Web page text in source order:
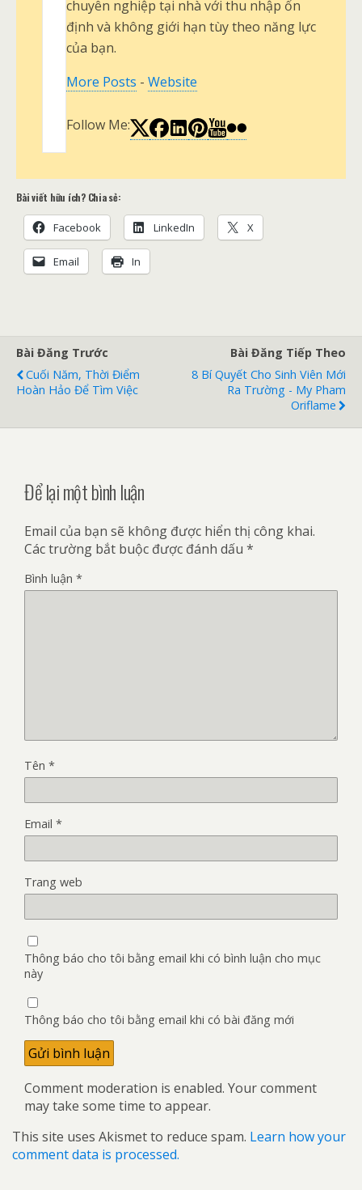
chuyên nghiệp tại nhà với thu nhập ổn
định và không giới hạn tùy theo năng lực
của bạn.
More Posts -Website
Follow Me:
Bài viết hữu ích? Chia sẻ:
Facebook LinkedIn X
Email In
Bài Đăng Trước
Cuối Năm, Thời Điểm
Hoàn Hảo Để Tìm Việc
Bài Đăng Tiếp Theo
8 Bí Quyết Cho Sinh Viên Mới
Ra Trường - My Pham
Oriflame
Để lại một bình luận
Email của bạn sẽ không được hiển thị công khai.
Các trường bắt buộc được đánh dấu *
Bình luận *
Tên *
Email *
Trang web
Thông báo cho tôi bằng email khi có bình luận cho mục
này
Thông báo cho tôi bằng email khi có bài đăng mới
Comment moderation is enabled. Your comment
may take some time to appear.
This site uses Akismet to reduce spam. Learn how your
comment data is processed.